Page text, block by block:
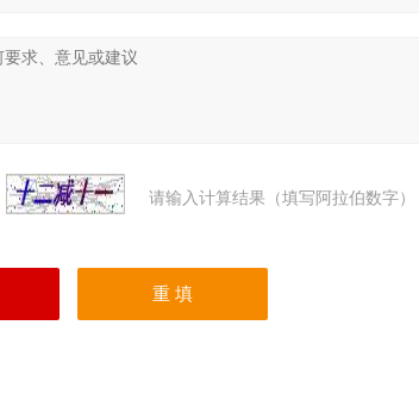
请输入计算结果（填写阿拉伯数字